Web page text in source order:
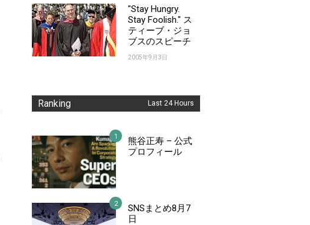
"Stay Hungry.
Stay Foolish." ス
ティーブ・ジョ
ブスのスピーチ
2005年9月3日
Ranking Last 24 Hours
熊谷正寿 – 公式
プロフィール
SNSまとめ8月7
日